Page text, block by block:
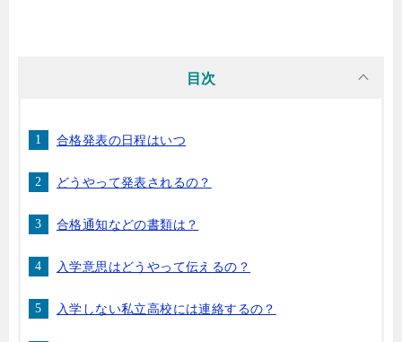
目次
合格発表の日程はいつ
どうやって発表されるの？
合格通知などの書類は？
入学意思はどうやって伝えるの？
入学しない私立高校には連絡するの？